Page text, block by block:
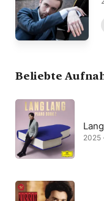
Beliebte
2025